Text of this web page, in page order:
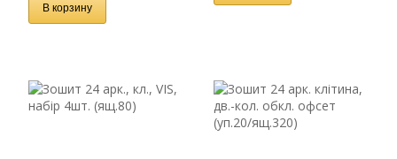
В корзину